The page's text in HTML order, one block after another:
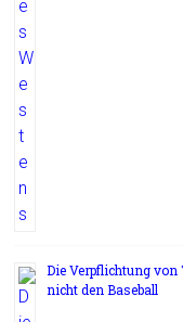
Die Verpflichtung
nicht den Baseball